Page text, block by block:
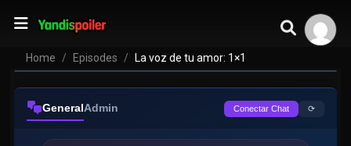
Home Episodes La voz de tu amor: 1×1
GeneralAdmin Conectar Chat ⟳